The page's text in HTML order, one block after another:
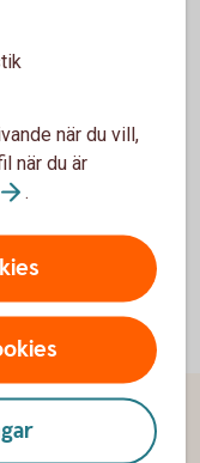
verksamheter
att föreslå
är
och till risk-
när du vill,
när du är
.